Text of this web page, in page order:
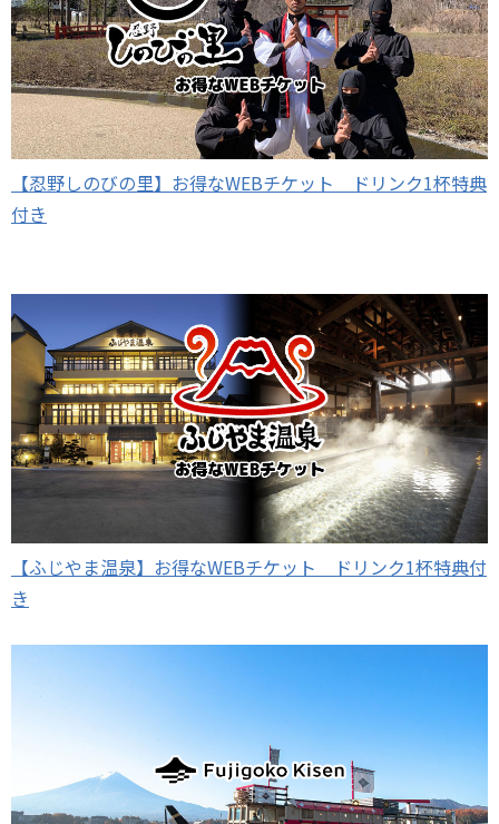
【忍野しのびの里】お得なWEBチケット ドリンク1杯特典
付き
【ふじやま温泉】お得なWEBチケット ドリンク1杯特典付
き